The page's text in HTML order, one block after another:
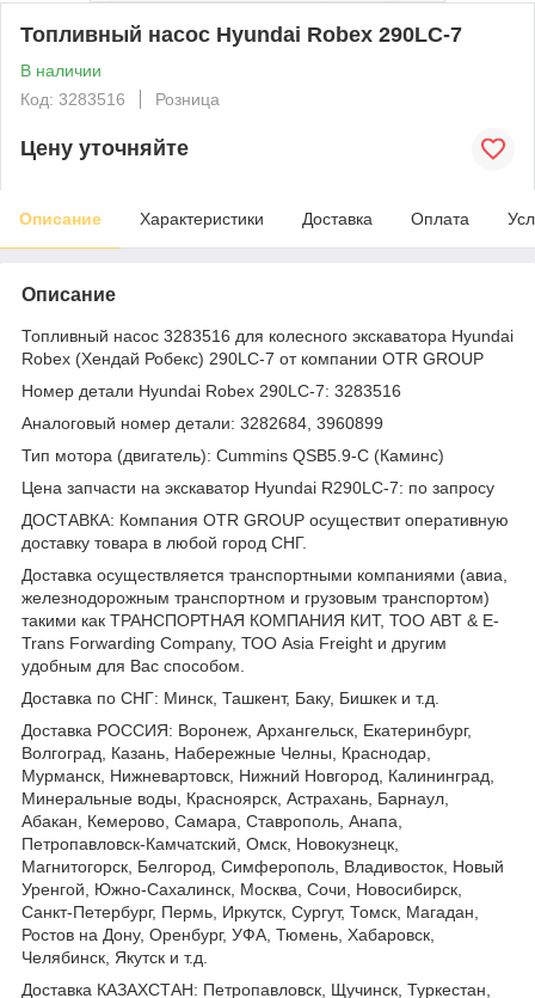
Топливный насос Hyundai Robex 290LC-7
В наличии
Код: 3283516
Розница
Цену уточняйте
Описание Характеристики Доставка Оплата
Описание
Топливный насос 3283516 для колесного экскаватора Hyundai
Robex (Хендай Робекс) 290LC-7 от компании OTR GROUP
Номер детали Hyundai Robex 290LC-7: 3283516
Аналоговый номер детали: 3282684, 3960899
Тип мотора (двигатель): Cummins QSB5.9-C (Каминс)
Цена запчасти на экскаватор Hyundai R290LC-7: по запросу
ДОСТАВКА: Компания OTR GROUP осуществит оперативную
доставку товара в любой город СНГ.
Доставка осуществляется транспортными компаниями (авиа,
железнодорожным транспортном и грузовым транспортом)
такими как ТРАНСПОРТНАЯ КОМПАНИЯ КИТ, ТОО ABT & E-
Trans Forwarding Company, ТОО Asia Freight и другим
удобным для Вас способом.
Доставка по СНГ: Минск, Ташкент, Баку, Бишкек и т.д.
Доставка РОССИЯ: Воронеж, Архангельск, Екатеринбург,
Волгоград, Казань, Набережные Челны, Краснодар,
Мурманск, Нижневартовск, Нижний Новгород, Калининград,
Минеральные воды, Красноярск, Астрахань, Барнаул,
Абакан, Кемерово, Самара, Ставрополь, Анапа,
Петропавловск-Камчатский, Омск, Новокузнецк,
Магнитогорск, Белгород, Симферополь, Владивосток, Новый
Уренгой, Южно-Сахалинск, Москва, Сочи, Новосибирск,
Санкт-Петербург, Пермь, Иркутск, Сургут, Томск, Магадан,
Ростов на Дону, Оренбург, УФА, Тюмень, Хабаровск,
Челябинск, Якутск и т.д.
Доставка КАЗАХСТАН: Петропавловск, Щучинск, Туркестан,